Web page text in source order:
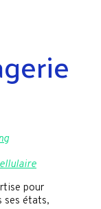
pour
ses états,